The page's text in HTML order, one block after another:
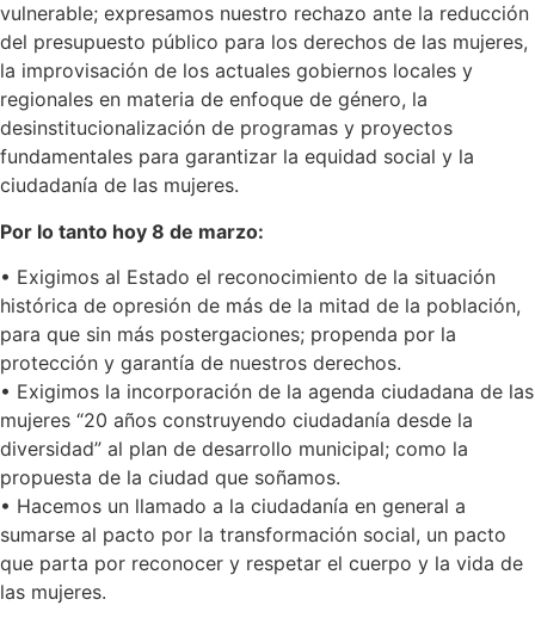
vulnerable; expresamos nuestro rechazo ante la reducción
del presupuesto público para los derechos de las mujeres,
la improvisación de los actuales gobiernos locales y
regionales en materia de enfoque de género, la
desinstitucionalización de programas y proyectos
fundamentales para garantizar la equidad social y la
ciudadanía de las mujeres.
Por lo tanto hoy 8 de marzo:
• Exigimos al Estado el reconocimiento de la situación
histórica de opresión de más de la mitad de la población,
para que sin más postergaciones; propenda por la
protección y garantía de nuestros derechos.
• Exigimos la incorporación de la agenda ciudadana de las
mujeres “20 años construyendo ciudadanía desde la
diversidad” al plan de desarrollo municipal; como la
propuesta de la ciudad que soñamos.
• Hacemos un llamado a la ciudadanía en general a
sumarse al pacto por la transformación social, un pacto
que parta por reconocer y respetar el cuerpo y la vida de
las mujeres.